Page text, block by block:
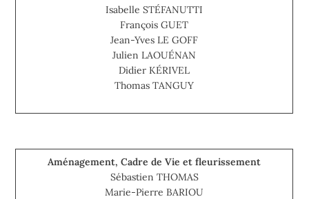
Isabelle STÉFANUTTI
François GUET
Jean-Yves LE GOFF
Julien LAOUÉNAN
Didier KÉRIVEL
Thomas TANGUY
Aménagement, Cadre de Vie et fleurissement
Sébastien THOMAS
Marie-Pierre BARIOU